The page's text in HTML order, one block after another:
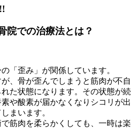
「歪み」が関係しています。
、骨が歪んでしまうと筋肉が不自
た状態になります。その状態が続
や酸素が届かなくなりシコリが出
まいます。
筋肉を柔らかくしても、一時は楽